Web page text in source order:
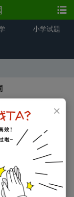
×
小学试题
道、面、片、张、
数题